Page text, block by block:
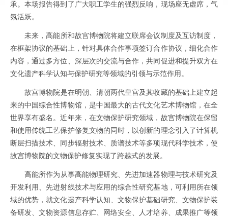
承。本场报告得到了广大职工学生的强烈反响，现场座无虚席，气
氛活跃。
未来，高能所和故宫博物院将建立联席会议制度及互访制度，
在框架协议的基础上，针对具体合作事项签订合作协议，细化合作
内容，通过多方位、深层次的交流与合作，共同促进和提升双方在
文化遗产科学认知与保护研究等领域的引领与示范作用。
故宫博物院是在明朝、清朝两代皇宫及其收藏的基础上建立起
来的中国综合性博物馆，是中国最大的古代文化艺术博物馆，在全
世界享有盛名。近年来，在文物保护研究领域，故宫博物院在保留
和使用传统工艺保护修复文物的同时，以创新的理念引入了计算机
断层扫描技术、同步辐射技术、质谱技术等多项现代科学技术，使
故宫博物院的文物保护修复实现了跨越式的发展。
高能所作为从事高能物理研究、先进加速器物理与技术研究及
开发利用、先进射线技术与应用的综合性研究基地，可利用所在领
域的优势，就文化遗产科学认知、文物保护基础研究、文物保护装
备研发、文物资源信息存贮、网络安全、人才培养、成果推广等领